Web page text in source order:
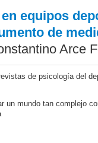
equipos
de
Arce
de psicología del
un mundo tan complejo